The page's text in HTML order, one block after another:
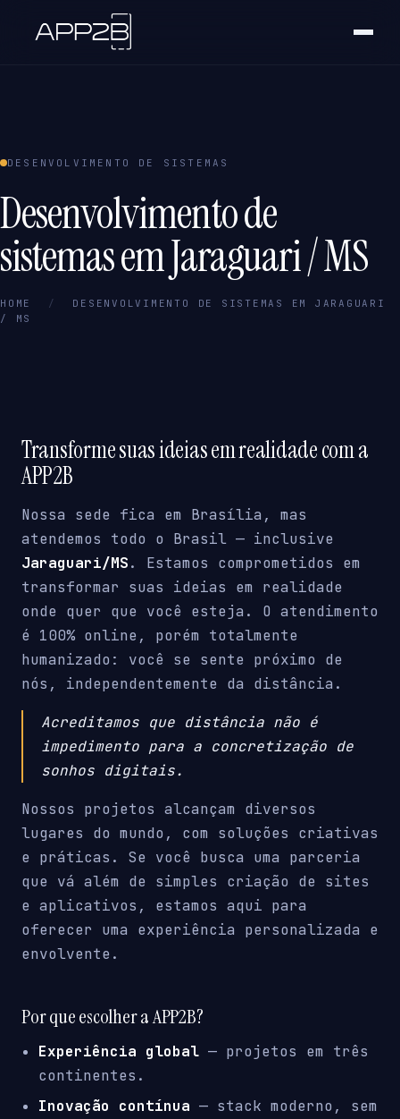
DESENVOLVIMENTO DE SISTEMAS
Desenvolvimento de
sistemas em Jaraguari / MS
HOME /
DESENVOLVIMENTO DE SISTEMAS EM JARAGUARI
/ MS
Transforme suas ideias em realidade com a
APP2B
Nossa sede fica em Brasília, mas
atendemos todo o Brasil — inclusive
Jaraguari/MS. Estamos comprometidos em
transformar suas ideias em realidade
onde quer que você esteja. O atendimento
é 100% online, porém totalmente
humanizado: você se sente próximo de
nós, independentemente da distância.
Acreditamos que distância não é
impedimento para a concretização de
sonhos digitais.
Nossos projetos alcançam diversos
lugares do mundo, com soluções criativas
e práticas. Se você busca uma parceria
que vá além de simples criação de sites
e aplicativos, estamos aqui para
oferecer uma experiência personalizada e
envolvente.
Por que escolher a APP2B?
Experiência global — projetos em três
continentes.
Inovação contínua — stack moderno, sem